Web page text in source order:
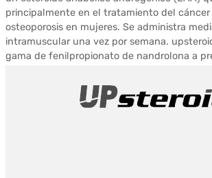
principalmente en el tratamiento del cáncer
osteoporosis en mujeres. Se administra
intramuscular una vez por semana.
gama de fenilpropionato de nandrolona a